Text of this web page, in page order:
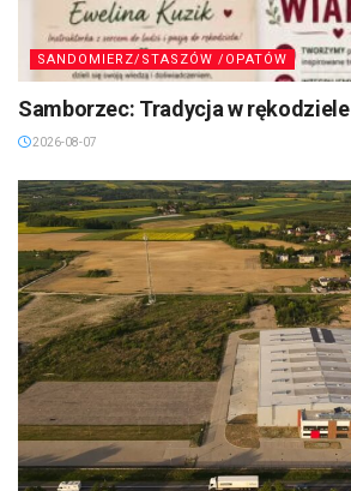
SANDOMIERZ/STASZÓW /OPATÓW
Samborzec: Tradycja w rękodziele
2026-08-07